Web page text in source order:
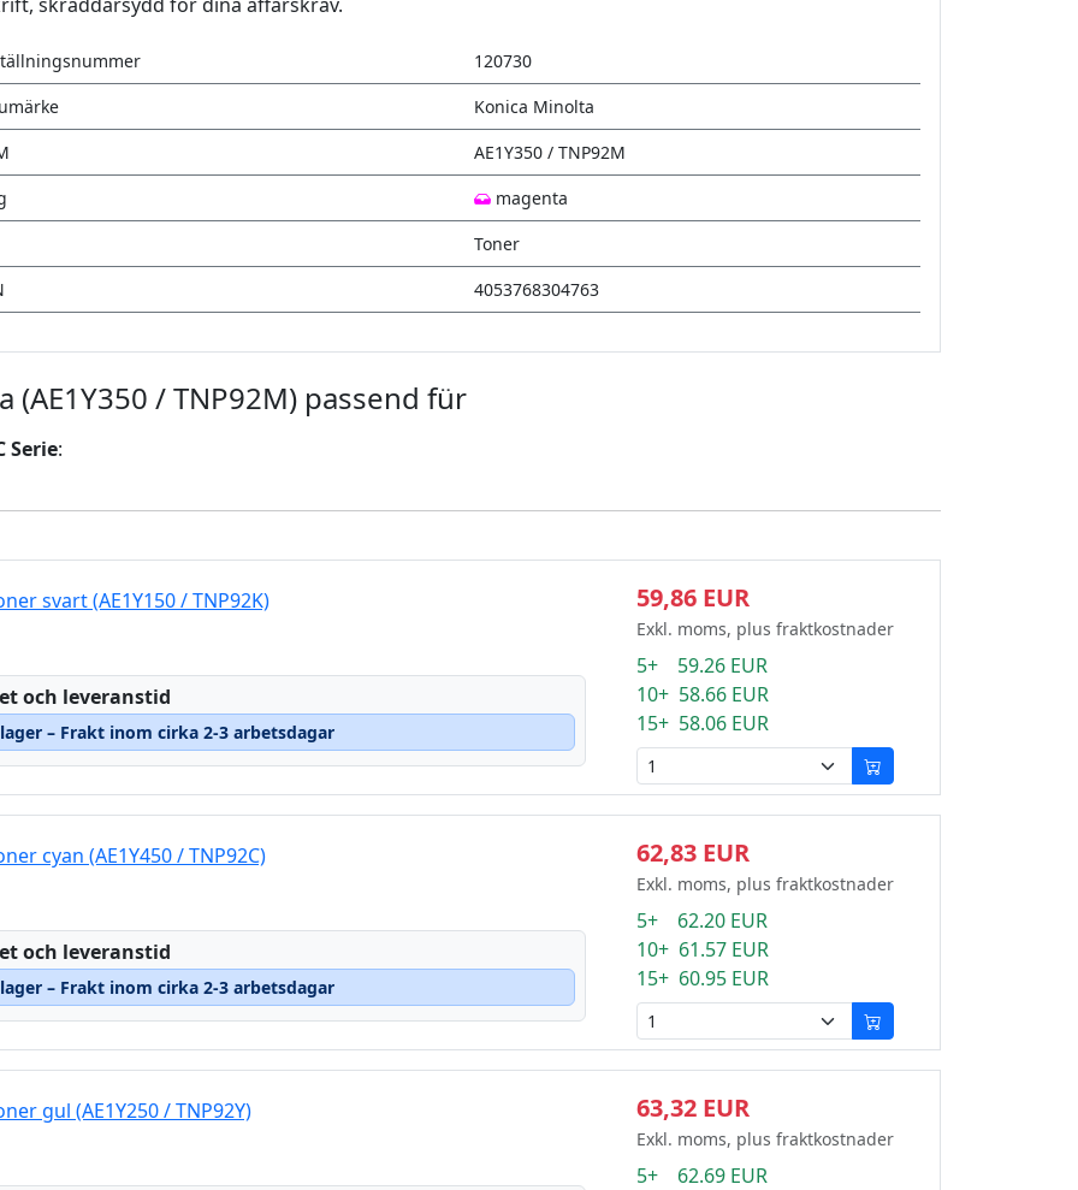
120730
Konica Minolta
AE1Y350 / TNP92M
magenta
Toner
4053768304763
/ TNP92M) passend für
Serie:
svart (AE1Y150 / TNP92K)
och leveranstid
– Frakt inom cirka 2-3 arbetsdagar
59,86 EUR
Exkl. moms, plus fraktkostnader
5+ 59.26 EUR
10+ 58.66 EUR
15+ 58.06 EUR
cyan (AE1Y450 / TNP92C)
och leveranstid
– Frakt inom cirka 2-3 arbetsdagar
62,83 EUR
Exkl. moms, plus fraktkostnader
5+ 62.20 EUR
10+ 61.57 EUR
15+ 60.95 EUR
gul (AE1Y250 / TNP92Y)
63,32 EUR
Exkl. moms, plus fraktkostnader
5+ 62.69 EUR